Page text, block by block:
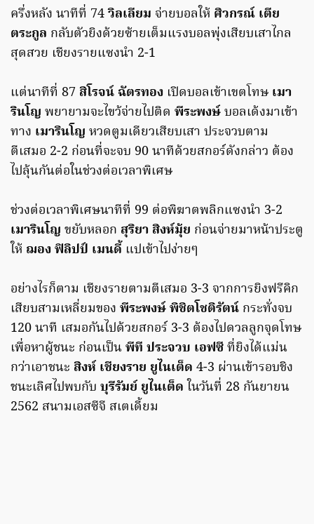
ครึ่งหลัง นาทีที่ 74วิลเลียม จ่ายบอลให้ ศิวกรณ์ เตีย
ตระกูล กลับตัวยิงด้วยซ้ายเต็มแรงบอลพุ่งเสียบเสาไกล
สุดสวย เชียงรายแซงนำ 2-1
แต่นาทีที่ 87สิโรจน์ ฉัตรทอง เปิดบอลเข้าเขตโทษ เมา
รินโญ พยายามจะไขว้จ่ายไปติด พีระพงษ์บอลเด้งมาเข้า
ทาง เมารินโญ หวดตูมเดียวเสียบเสา ประจวบตาม
ตีเสมอ 2-2 ก่อนที่จะจบ 90 นาทีด้วยสกอร์ดังกล่าว ต้อง
ไปลุ้นกันต่อในช่วงต่อเวลาพิเศษ
ช่วงต่อเวลาพิเศษนาทีที่ 99 ต่อพิฆาตพลิกแซงนำ 3-2
เมารินโญ ขยับหลอก สุริยา สิงห์มุ้ย ก่อนจ่ายมาหน้าประตู
ให้ ฌอง ฟิลิปป์ เมนดี้ แปเข้าไปง่ายๆ
อย่างไรก็ตาม เชียงรายตามตีเสมอ 3-3 จากการยิงฟรีคิก
เสียบสามเหลี่ยมของ พีระพงษ์ พิชิตโชติรัตน์ กระทั่งจบ
120 นาที เสมอกันไปด้วยสกอร์ 3-3 ต้องไปดวลลูกจุดโทษ
เพื่อหาผู้ชนะ ก่อนเป็นพีที ประจวบ เอฟซีที่ยิงได้แม่น
กว่าเอาชนะ สิงห์ เชียงราย ยูไนเต็ด 4-3 ผ่านเข้ารอบชิง
ชนะเลิศไปพบกับ บุรีรัมย์ ยูไนเต็ด ในวันที่ 28 กันยายน
2562 สนามเอสซีจี สเตเดี้ยม